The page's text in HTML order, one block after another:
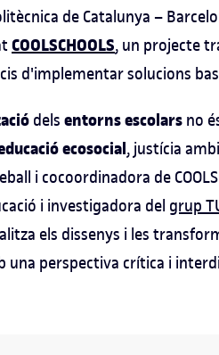
de Catalunya –
COOLSCHOOLS, un projecte
d'implementar solucions
dels entorns escolars no
ecosocial, justícia
i cocoordinadora de
i investigadora del grup
els dissenys i les
una perspectiva crítica i